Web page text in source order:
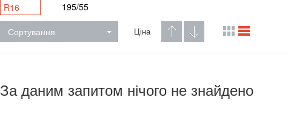
R16 195/55
Сортування Ціна
За даним запитом нічого не знайдено